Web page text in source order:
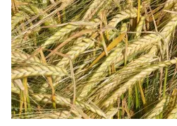
campagne 2026
Retrouvez tous les résultats
campagne et nos préconisations
13 FÉVR. 2026